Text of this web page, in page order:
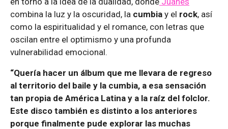
combina la luz y la oscuridad, la cumbia y el rock, así
como la espiritualidad y el romance, con letras que
oscilan entre el optimismo y una profunda
vulnerabilidad emocional.
“Quería hacer un álbum que me llevara de regreso
al territorio del baile y la cumbia, a esa sensación
tan propia de América Latina y a la raíz del folclor.
Este disco también es distinto a los anteriores
porque finalmente pude explorar las muchas